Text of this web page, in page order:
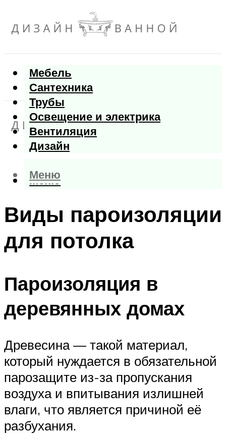
Мебель
Сантехника
Трубы
Освещение и электрика
Вентиляция
Дизайн
Меню
Меню
Виды пароизоляции
для потолка
Пароизоляция в
деревянных домах
Древесина — такой материал,
который нуждается в обязательной
парозащите из-за пропускания
воздуха и впитывания излишней
влаги, что является причиной её
разбухания.